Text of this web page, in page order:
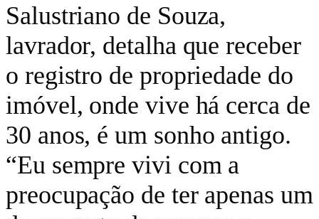
Salustriano de Souza,
lavrador, detalha que receber
o registro de propriedade do
imóvel, onde vive há cerca de
30 anos, é um sonho antigo.
“Eu sempre vivi com a
preocupação de ter apenas um